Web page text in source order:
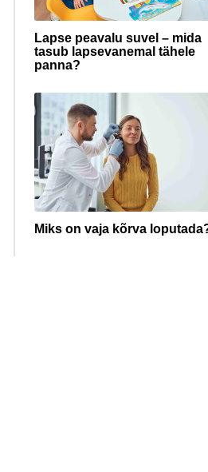
Lapse peavalu suvel – mida
tasub lapsevanemal tähele
panna?
Miks on vaja kõrva